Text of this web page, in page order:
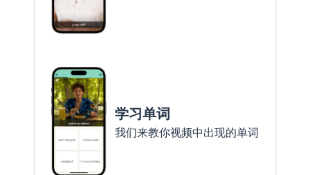
学习单词
我们来教你视频中出现的单词